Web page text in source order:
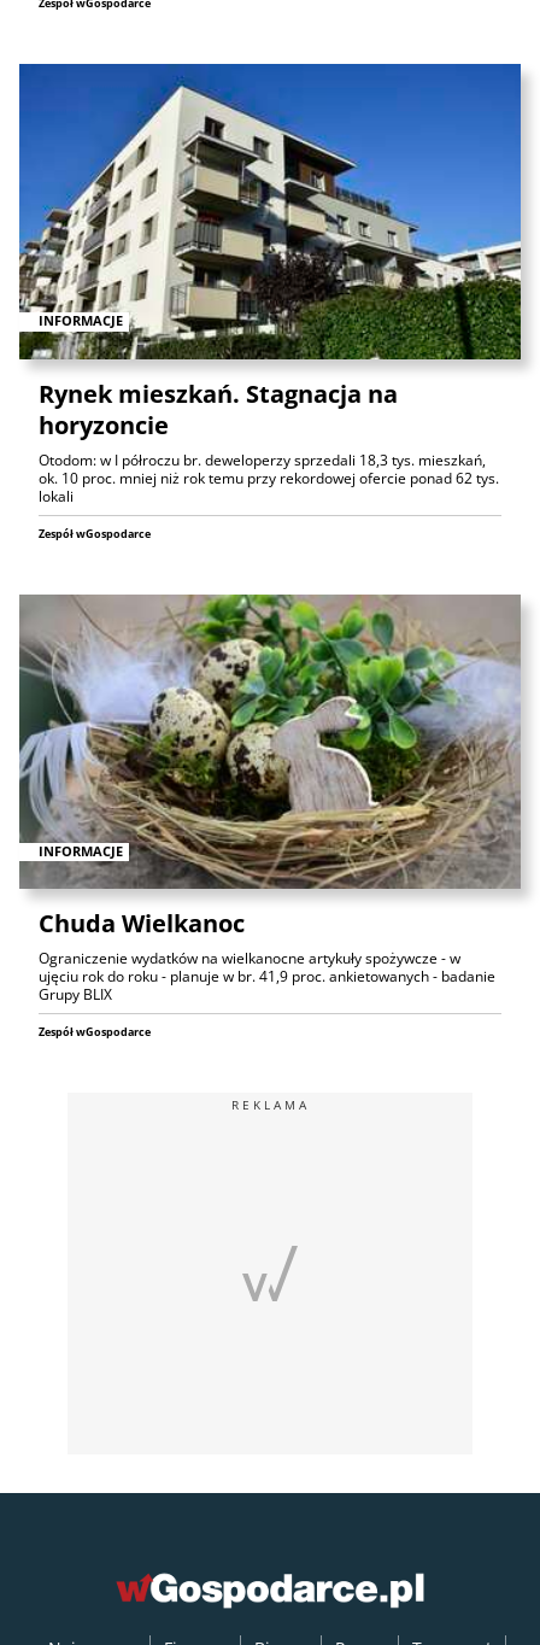
INFORMACJE
Rynek mieszkań. Stagnacja na
horyzoncie
Otodom: w I półroczu br. deweloperzy sprzedali 18,3 tys. mieszkań,
ok. 10 proc. mniej niż rok temu przy rekordowej ofercie ponad 62 tys.
lokali
Zespół wGospodarce
INFORMACJE
Chuda Wielkanoc
Ograniczenie wydatków na wielkanocne artykuły spożywcze - w
ujęciu rok do roku - planuje w br. 41,9 proc. ankietowanych - badanie
Grupy BLIX
Zespół wGospodarce
REKLAMA